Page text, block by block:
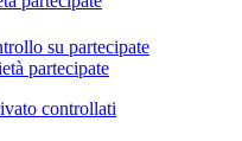
su partecipate
partecipate
controllati